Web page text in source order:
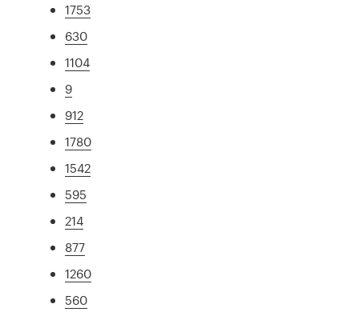
1753
630
1104
9
912
1780
1542
595
214
877
1260
560